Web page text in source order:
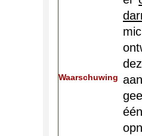
Waarschuwing